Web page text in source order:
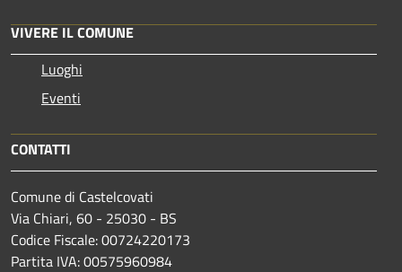
VIVERE IL COMUNE
Luoghi
Eventi
CONTATTI
Comune di Castelcovati
Via Chiari, 60 - 25030 - BS
Codice Fiscale: 00724220173
Partita IVA: 00575960984